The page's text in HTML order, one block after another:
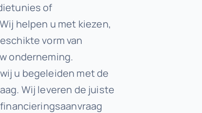
of
helpen u met kiezen,
vorm van
onderneming.
u begeleiden met de
Wij leveren de juiste